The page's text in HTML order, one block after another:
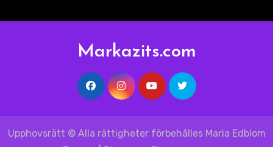
Markazits.com
Upphovsrätt © Alla rättigheter förbehålles Maria Edblom